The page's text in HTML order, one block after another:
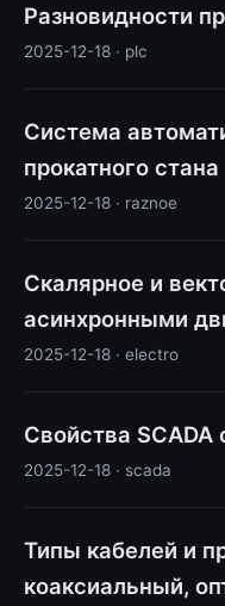
Разновидности
2025-12-18 · plc
Система
прокатного стана
2025-12-18 · raznoe
Скалярное и
асинхронными
2025-12-18 · electro
Свойства SCADA
2025-12-18 · scada
Типы кабелей и
коаксиальный,